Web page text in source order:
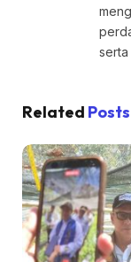
serta
Related Posts